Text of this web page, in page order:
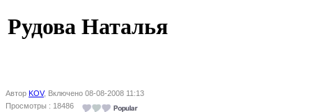
Рудова Наталья
Автор KOV, Включено 08-08-2008 11:13
Просмотры : 18486